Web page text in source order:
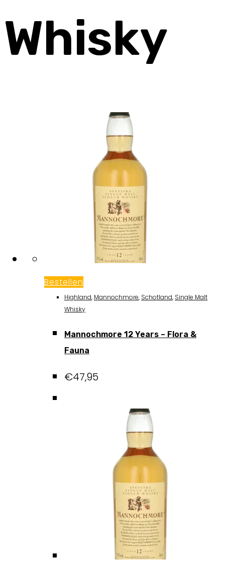
Whisky
Bestellen
Highland, Mannochmore, Schotland, Single Malt
Whisky
Mannochmore 12 Years – Flora &
Fauna
€47,95